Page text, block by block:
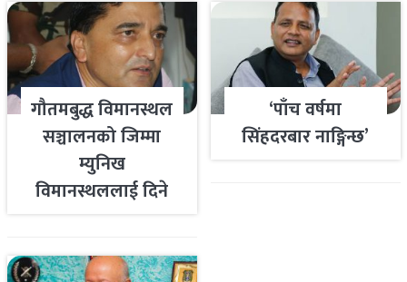
गौतमबुद्ध विमानस्थल
सञ्चालनको जिम्मा
म्युनिख
विमानस्थललाई दिने
‘पाँच वर्षमा
सिंहदरबार नाङ्गिन्छ’